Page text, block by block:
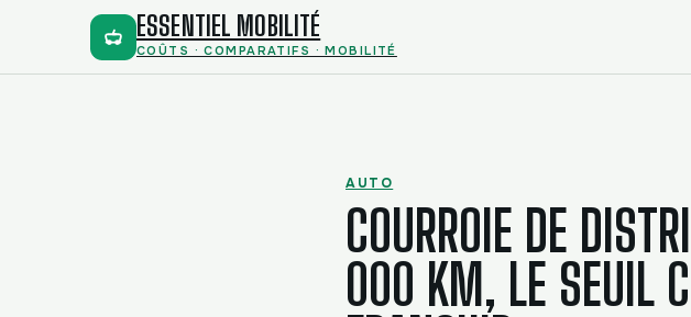
ESSENTIEL MOBILITÉ
COÛTS · COMPARATIFS · MOBILITÉ
AUTO
COURROIE DE
000 KM, LE SEUIL